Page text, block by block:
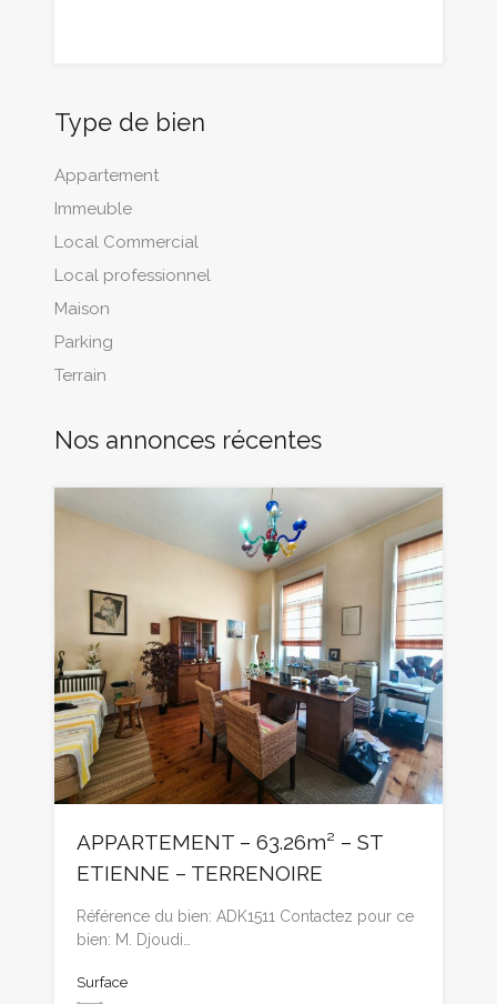
Type de bien
Appartement
Immeuble
Local Commercial
Local professionnel
Maison
Parking
Terrain
Nos annonces récentes
APPARTEMENT – 63.26m² – ST
ETIENNE – TERRENOIRE
Référence du bien: ADK1511 Contactez pour ce
bien: M. Djoudi…
Surface